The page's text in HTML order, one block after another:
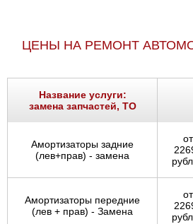
ЦЕНЫ НА РЕМОНТ
Название услуги:
замена запчастей, ТО
Амортизаторы задние
(лев+прав) - замена
от
Амортизаторы передние
(лев + прав) - Замена
от